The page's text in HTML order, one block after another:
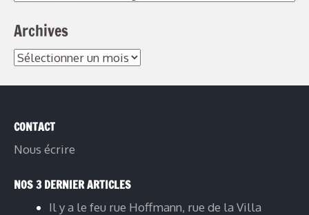
Archives
CONTACT
Nous écrire
NOS 3 DERNIER ARTICLES
Il y a le feu rue Hoffmann, rue de la Villa